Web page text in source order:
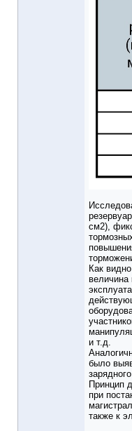
см2),
Как
величина
и т.д.
было
Принцип
при
также к